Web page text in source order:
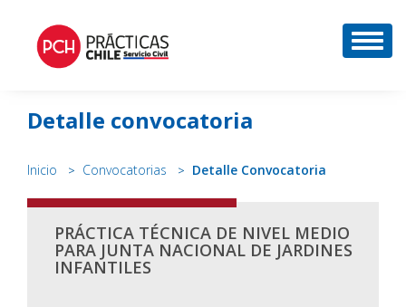
Detalle convocatoria
Inicio Convocatorias Detalle Convocatoria
PRÁCTICA TÉCNICA DE NIVEL MEDIO
PARA JUNTA NACIONAL DE JARDINES
INFANTILES